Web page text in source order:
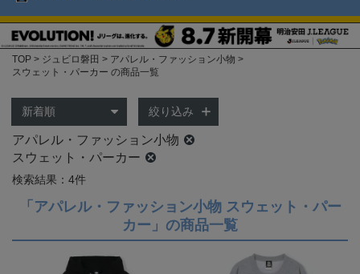
TOP ジュビロ磐田
アパレル・ファッション小物
スウェット・パーカー の商品一覧
絞り込み
アパレル・ファッション小物
スウェット・パーカー
検索結果：4件
「アパレル・ファッション小物 スウェット・パー
カー」の商品一覧